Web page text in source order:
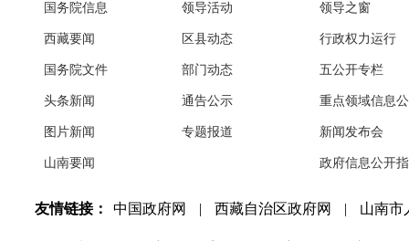
国务院信息
西藏要闻
国务院文件
头条新闻
图片新闻
山南要闻
领导活动
区县动态
部门动态
通告公示
专题报道
领导之窗
行政权力运行
五公开专栏
重点领域信息
新闻发布会
政府信息公开
友情链接： 中国政府网 | 西藏自治区政府网 | 山南市